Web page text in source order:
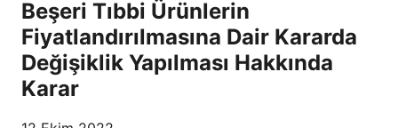
Beşeri Tıbbi Ürünlerin
Fiyatlandırılmasına Dair Kararda
Değişiklik Yapılması Hakkında
Karar